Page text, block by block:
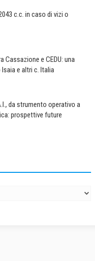
c.c. in caso di vizi o
Cassazione e CEDU: una
e altri c. Italia
da strumento operativo a
prospettive future